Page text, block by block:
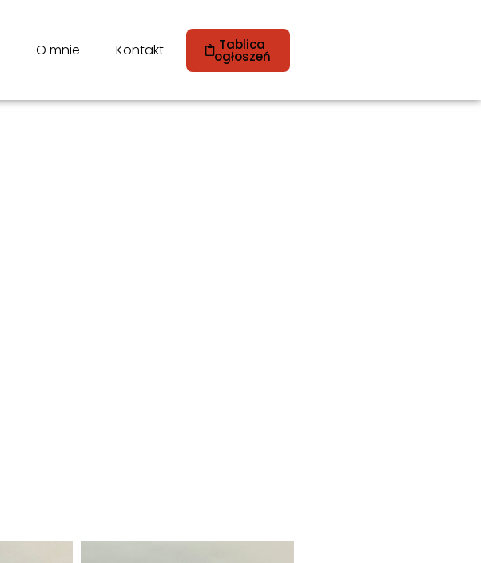
O mnie Kontakt Tablica
ogłoszeń